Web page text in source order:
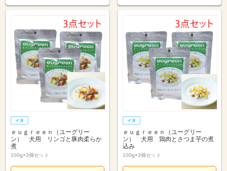
ｅｕｇｒｅｅｎ（ユーグリー
ン） 犬用 リンゴと豚肉柔らか
煮
100g×3個セット
ｅｕｇｒｅｅｎ（ユーグリー
ン） 犬用 鶏肉とさつま芋の煮
込み
100g×3個セット